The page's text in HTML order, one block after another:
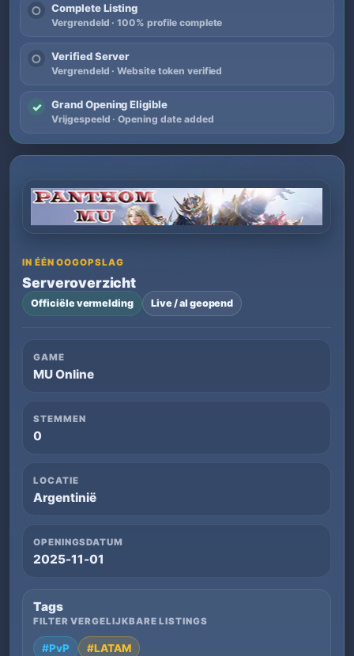
○ Complete Listing
Vergrendeld · 100% profile complete
○ Verified Server
Vergrendeld · Website token verified
✓ Grand Opening Eligible
Vrijgespeeld · Opening date added
IN ÉÉN OOGOPSLAG
Serveroverzicht
Officiële vermelding Live / al geopend
GAME
MU Online
STEMMEN
0
LOCATIE
Argentinië
OPENINGSDATUM
2025-11-01
Tags
FILTER VERGELIJKBARE LISTINGS
#PvP #LATAM